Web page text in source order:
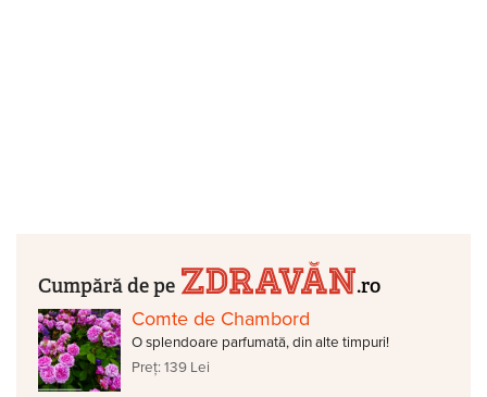
Cumpără de pe .ro
Comte de Chambord
O splendoare parfumată, din alte timpuri!
Preț: 139 Lei